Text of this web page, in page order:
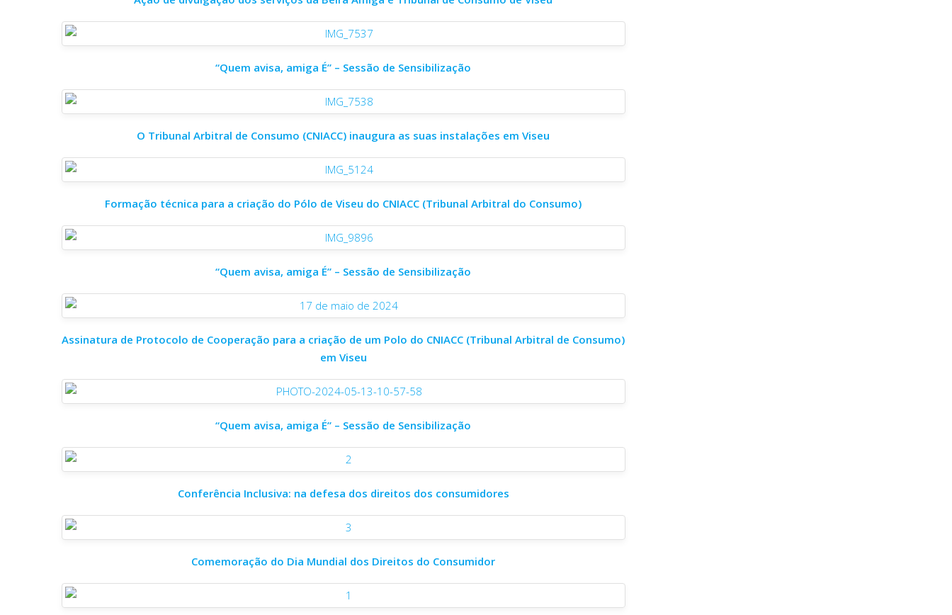
“Quem avisa, amiga É” – Sessão de Sensibilização
O Tribunal Arbitral de Consumo (CNIACC) inaugura as suas instalações em Viseu
Formação técnica para a criação do Pólo de Viseu do CNIACC (Tribunal Arbitral do Consumo)
“Quem avisa, amiga É” – Sessão de Sensibilização
Assinatura de Protocolo de Cooperação para a criação de um Polo do CNIACC (Tribunal Arbitral de Consumo)
em Viseu
“Quem avisa, amiga É” – Sessão de Sensibilização
Conferência Inclusiva: na defesa dos direitos dos consumidores
Comemoração do Dia Mundial dos Direitos do Consumidor